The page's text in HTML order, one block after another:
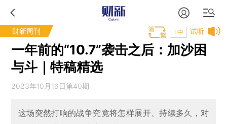
财新周刊 试听
T中
一年前的“10.7”袭击之后：加沙困
与斗｜特稿精选
2023年10月16日第40期
这场突然打响的战争究竟将怎样展开、持续多久，对